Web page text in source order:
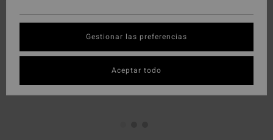
Gestionar las preferencias
Aceptar todo